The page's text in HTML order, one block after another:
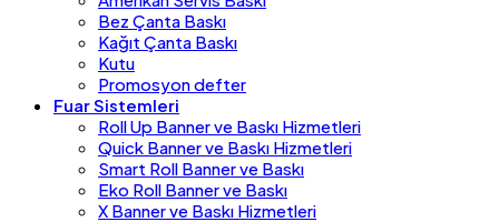
Bez Çanta Baskı
Kağıt Çanta Baskı
Kutu
Promosyon defter
Fuar Sistemleri
Roll Up Banner ve Baskı Hizmetleri
Quick Banner ve Baskı Hizmetleri
Smart Roll Banner ve Baskı
Eko Roll Banner ve Baskı
X Banner ve Baskı Hizmetleri